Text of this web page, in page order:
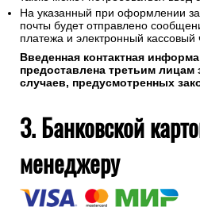
На указанный при оформлении
почты будет отправлено
платежа и электронный кассовый
Введенная контактная
предоставлена третьим лицам
случаев, предусмотренных
3. Банковской
менеджеру